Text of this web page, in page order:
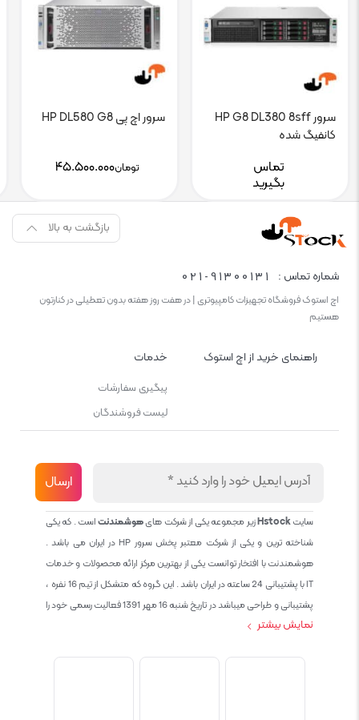
سرور HP G8 DL380 8sff
کانفیگ شده
تماس
بگیرید
سرور اچ پی HP DL580 G8
تومان۴۵.۵۰۰.۰۰۰
بازگشت به بالا
شماره تماس : 021-91300131
اچ استوک فروشگاه تجهیزات کامپیوتری | در هفت روز هفته بدون تعطیلی در کنارتون
هستیم
راهنمای خرید از اچ استوک خدمات
پیگیری سفارشات
لیست فروشندگان
سایتHstockزیر مجموعه یکی از شرکت هایهوشمندنتاست . که یکی
شناخته ترین و یکی از شرکت معتبر پخش سرور HP در ایران می باشد .
هوشمندنت با افتخار توانست یکی از بهترین مرکز ارائه محصولات و خدمات
IT با پشتیبانی 24 ساعته در ایران باشد . این گروه که متشکل از تیم 16 نفره ،
پشتیبانی و طراحی میباشد در تاریخ شنبه 16 مهر 1391 فعالیت رسمی خود را
نمایش بیشتر